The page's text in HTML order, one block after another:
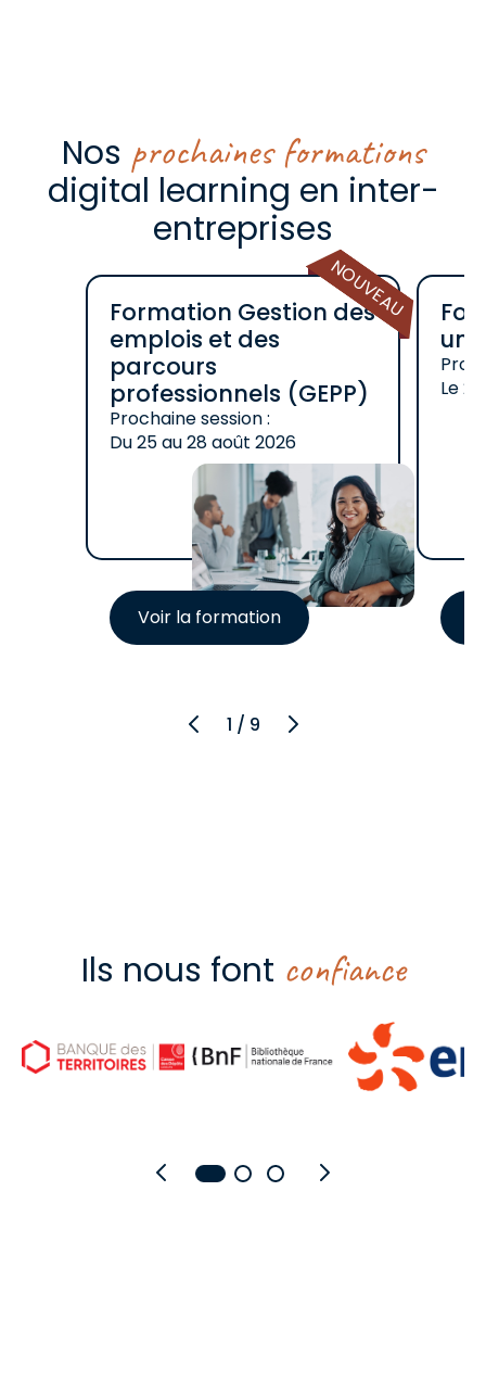
Nos prochaines formations
digital learning en inter-
entreprises
Formation Gestion des
emplois et des
parcours
professionnels (GEPP)
NOUVEAU
Prochaine session :
Du25au28 août 2026
Voir la formation
Le
Précédent1 / 9 Suivant
Ils nous font confiance
Banque des territoires (CDC)Bibliothèque nationale de
EDF
Précédent Suivant